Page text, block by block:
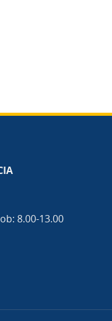
8.00-13.00